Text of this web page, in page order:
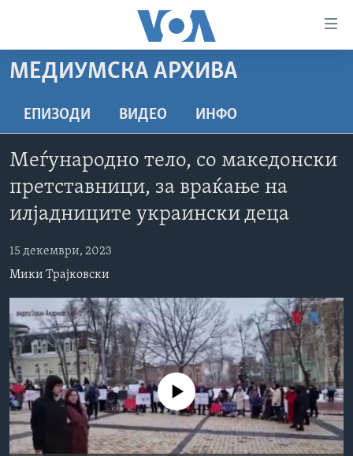
пристапност
содржина
Премини
до
страната
навигација
Пребарувај
ДОМА
РУБРИКИ
МАКЕДОНИЈА
ЕКОНОМИЈА
ПОЛИТИКА
ЗДРАВЈЕ
НАУКА
УМЕТНОСТ И ЗАБАВА
ИНТЕРВЈУА
ДОКУМЕНТАРЦИ
АРХИВИРАНА ПРОГРАМА
NEWSFLASH - АРХИВА
ВЕСТИ ОД САД ВО МИНУТА - АРХИВА
ИЗБОРИ ВО САД 2020 - АРХИВА
ЗА НАС
Learning English
НАКУСО...
Јазици
МЕДИУМСКА АРХИВА
ЕПИЗОДИ ВИДЕО ИНФО
Меѓународно тело, со македонски
претставници, за враќање на
илјадниците украински деца
15 декември, 2023
Мики Трајковски
No media source currently available